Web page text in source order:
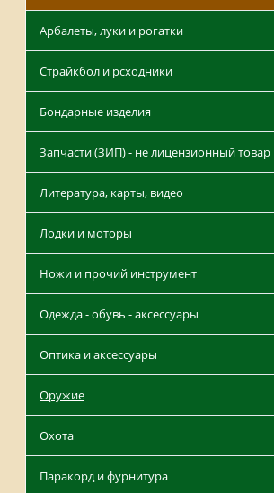
Арбалеты, луки и рогатки
Страйкбол и рсходники
Бондарные изделия
Запчасти (ЗИП) - не лицензионный товар
Литература, карты, видео
Лодки и моторы
Ножи и прочий инструмент
Одежда - обувь - аксессуары
Оптика и аксессуары
Оружие
Охота
Паракорд и фурнитура